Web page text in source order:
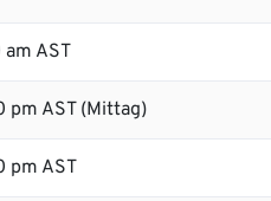
am AST
pm AST (Mittag)
pm AST